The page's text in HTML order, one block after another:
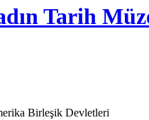
Tarih
Birleşik Devletleri